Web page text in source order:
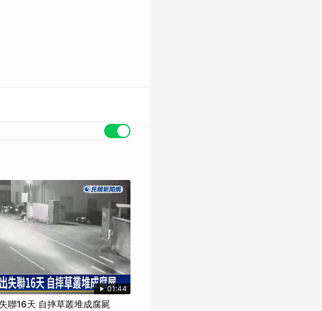
01:44
聯16天 自摔草叢堆成腐屍